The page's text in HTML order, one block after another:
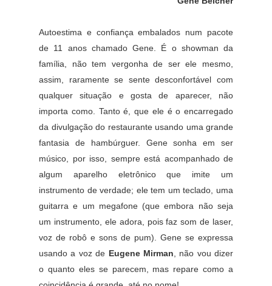
Autoestima e confiança embalados num pacote
de 11 anos chamado Gene. É o showman da
família, não tem vergonha de ser ele mesmo,
assim, raramente se sente desconfortável com
qualquer situação e gosta de aparecer, não
importa como. Tanto é, que ele é o encarregado
da divulgação do restaurante usando uma grande
fantasia de hambúrguer. Gene sonha em ser
músico, por isso, sempre está acompanhado de
algum aparelho eletrônico que imite um
instrumento de verdade; ele tem um teclado, uma
guitarra e um megafone (que embora não seja
um instrumento, ele adora, pois faz som de laser,
voz de robô e sons de pum). Gene se expressa
usando a voz de Eugene Mirman , não vou dizer
o quanto eles se parecem, mas repare como a